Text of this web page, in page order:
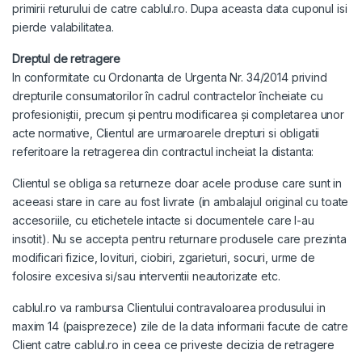
primirii returului de catre cablul.ro. Dupa aceasta data cuponul isi
pierde valabilitatea.
Dreptul de retragere
In conformitate cu Ordonanta de Urgenta Nr. 34/2014 privind
drepturile consumatorilor în cadrul contractelor încheiate cu
profesioniştii, precum şi pentru modificarea şi completarea unor
acte normative, Clientul are urmaroarele drepturi si obligatii
referitoare la retragerea din contractul incheiat la distanta:
Clientul se obliga sa returneze doar acele produse care sunt in
aceeasi stare in care au fost livrate (in ambalajul original cu toate
accesoriile, cu etichetele intacte si documentele care l-au
insotit). Nu se accepta pentru returnare produsele care prezinta
modificari fizice, lovituri, ciobiri, zgarieturi, socuri, urme de
folosire excesiva si/sau interventii neautorizate etc.
cablul.ro va rambursa Clientului contravaloarea produsului in
maxim 14 (paisprezece) zile de la data informarii facute de catre
Client catre cablul.ro in ceea ce priveste decizia de retragere